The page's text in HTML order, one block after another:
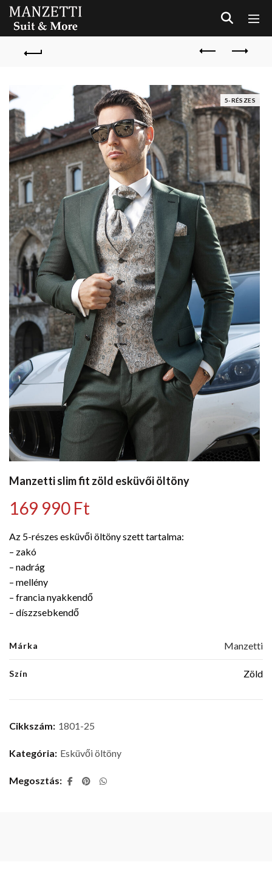
5-RÉSZES
Manzetti slim fit zöld esküvői öltöny
169 990 Ft
Az 5-részes esküvői öltöny szett tartalma:
– zakó
– nadrág
– mellény
– francia nyakkendő
– díszzsebkendő
Márka Manzetti
Szín Zöld
Cikkszám: 1801-25
Kategória: Esküvői öltöny
Megosztás